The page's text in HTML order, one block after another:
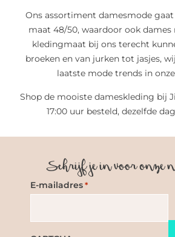
Ons assortiment damesmode
maat 48/50, waardoor ook
kledingmaat bij ons terecht
broeken en van jurken tot jasjes,
laatste mode trends in
Shop de mooiste dameskleding bij
17:00 uur besteld, dezelfde
Schrijf je in voor onze
E-mailadres *